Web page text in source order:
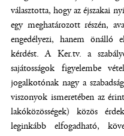
választotta, hogy az éjszakai
egy meghatározott részén,
engedélyezi, hanem önálló
kérdést. A Ker.tv. a
sajátosságok figyelembe
jogalkotónak nagy a
viszonyok ismeretében az
lakóközösségek) közös
leginkább elfogadható,